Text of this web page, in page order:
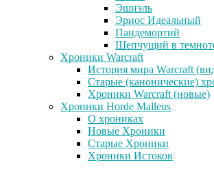
Эшиэль
Эриос Идеальный
Пандемортий
Шепчущий в
Хроники Warcraft
История мира Warcraft
Старые (канонические)
Хроники Warcraft (новые)
Хроники Horde Malleus
О хрониках
Новые Хроники
Старые Хроники
Хроники Истоков